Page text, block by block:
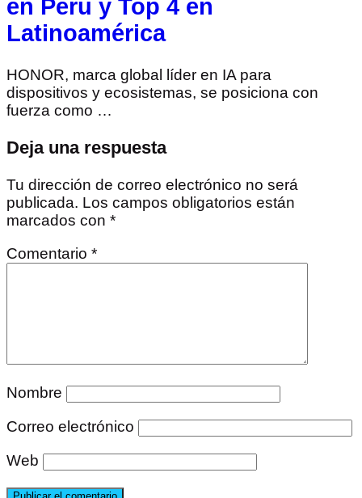
en Perú y Top 4 en
Latinoamérica
HONOR, marca global líder en IA para
dispositivos y ecosistemas, se posiciona con
fuerza como …
Deja una respuesta
Tu dirección de correo electrónico no será
publicada. Los campos obligatorios están
marcados con *
Comentario *
Nombre
Correo electrónico
Web